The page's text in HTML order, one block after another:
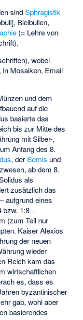
sindSphragistik
Bleibullen,
(= Lehre von
wobei
in Mosaiken, Email
und dem
auf die
basierte das
bis zur Mitte des
mit Silber-,
Anfang des 8.
, derSemis und
ab dem 8.
als
zusätzlich das
aufgrund eines
bzw. 1:8 –
(zum Teil nur
Kaiser Alexios
der neuen
wieder
Reich kam das
wirtschaftlichen
es, dass es
byzantinischer
gab, wohl aber
basierendes